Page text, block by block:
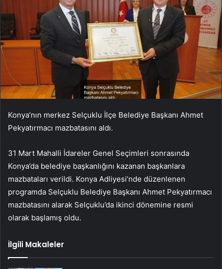
Konya’nın merkez Selçuklu İlçe Belediye Başkanı Ahmet
Pekyatırmacı mazbatasını aldı.
31 Mart Mahalli İdareler Genel Seçimleri sonrasında
Konya’da belediye başkanlığını kazanan başkanlara
mazbataları verildi. Konya Adliyesi’nde düzenlenen
programda Selçuklu Belediye Başkanı Ahmet Pekyatırmacı
mazbatasını alarak Selçuklu’da ikinci dönemine resmi
olarak başlamış oldu.
İlgili Makaleler